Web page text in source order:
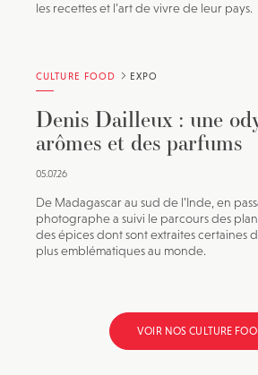
les recettes et l’art de vivre de leur pays.
CULTURE FOOD EXPO
Denis Dailleux : une
arômes et des parfums
05.07.26
De Madagascar au sud de l’Inde, en
photographe a suivi le parcours des
des épices dont sont extraites certaines
plus emblématiques au monde.
VOIR NOS CULTURE